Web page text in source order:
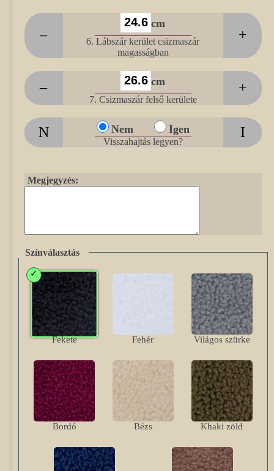
–
cm
6. Lábszár kerület csizmaszár
magasságban
+
– cm
7. Csizmaszár felső kerülete
+
N Nem Igen
Visszahajtás legyen?
I
Megjegyzés:
Színválasztás
Fekete Fehér Világos szürke
Bordó Bézs Khaki zöld